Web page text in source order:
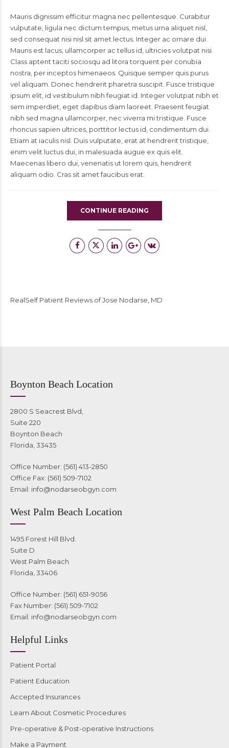
Mauris dignissim efficitur magna nec pellentesque. Curabitur
vulputate, ligula nec dictum tempus, metus urna aliquet nisl,
sed consequat nisi nisl sit amet lectus. Integer ac ornare dui.
Mauris est lacus, ullamcorper ac tellus id, ultricies volutpat nisi.
Class aptent taciti sociosqu ad litora torquent per conubia
nostra, per inceptos himenaeos. Quisque semper quis purus
vel aliquam. Donec hendrerit pharetra suscipit. Fusce tristique
ipsum elit, id vestibulum nibh feugiat id. Integer volutpat nibh et
sem imperdiet, eget dapibus diam laoreet. Praesent feugiat
nibh sed magna ullamcorper, nec viverra mi tristique. Fusce
rhoncus sapien ultrices, porttitor lectus id, condimentum dui.
Etiam at iaculis nisl. Duis vulputate, erat at hendrerit tristique,
enim velit luctus dui, in malesuada augue ex quis elit.
Maecenas libero dui, venenatis ut lorem quis, hendrerit
aliquam odio. Cras sit amet faucibus erat.
CONTINUE READING
RealSelf Patient Reviews of Jose Nodarse, MD
Boynton Beach Location
2800 S Seacrest Blvd,
Suite 220
Boynton Beach
Florida, 33435
Office Number: (561) 413-2850
Office Fax: (561) 509-7102
Email: info@nodarseobgyn.com
West Palm Beach Location
1495 Forest Hill Blvd.
Suite D
West Palm Beach
Florida, 33406
Office Number: (561) 651-9056
Fax Number: (561) 509-7102
Email: info@nodarseobgyn.com
Helpful Links
Patient Portal
Patient Education
Accepted Insurances
Learn About Cosmetic Procedures
Pre-operative & Post-operative Instructions
Make a Payment